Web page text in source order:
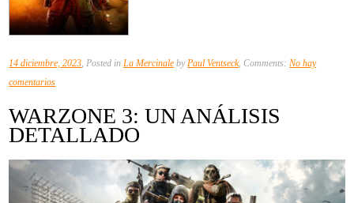
14 diciembre, 2023, Posted inLa Mercinale byPaul Ventseck, Comments:No hay
comentariosen
de
Warzone
3
WARZONE 3: UN ANÁLISIS
DETALLADO